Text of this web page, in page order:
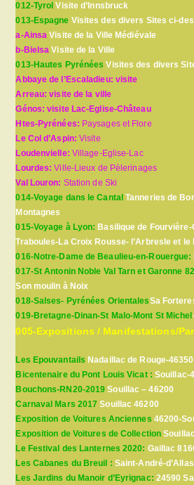
012-Tyrol Visite d’Innsbruck
013-Espagne Visites des divers Sites ci-
a-Ainsa Visite de la Ville Médiévale
b-Bielsa Visite de la Ville
013-Hautes Pyrénées Visites des divers
Abbaye de l’Escaladieu: visite
Arreau: visite de la ville
Génos: visite Lac-Eglise-Château
Htes-Pyrénées: Paysages et Flore
Le Col d’Aspin:Visite
Loudenvielle: Village-Eglise-Lac
Lourdes:Ville-Lieux de Pèlerinages
Val Louron: Station de Ski
014-Voyage dans le Cantal Tanneries de
Montagnes
015-Voyage à Lyon: Basilique de
Traboules-La Croix Rousse- l’Arbresle et le
016-Notre-Dame de Beaulieu-en-Rouergue:
017-St Antonin Noble Val Tarn et Garonne
Son moulin à Noix
018-Salses- Pyrénées OrientalesSa
019-Bretagne-Dinan-St Malo-Mont St Michel
005-Expositions / Manifestations/
Les Epouvantails Nadaillac de Rouge-46350
Bicentenaire du Pont Louis Vicat : Souillac-
Bouchons-RN20-2019Souillac – 46200
Carnaval Mars 2017 Souillac 46200
Exposition de Voitures Anciennes 46200-
Exposition de Voitures de Collection
Le Festival des Lanternes 2020: Gaillac
Les Cabanes du Breuil : Saint-André-
Les Jardins du Manoir d’Eyrignac: 24590